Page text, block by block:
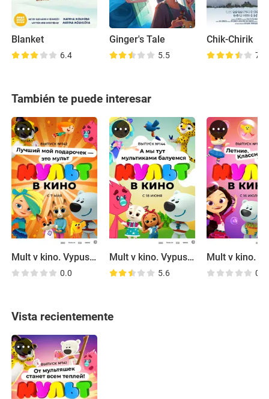
Blanket
6.4
Ginger's Tale
5.5
Chik-Chirik
7.0
También te puede interesar
Mult v kino. Vypusk # 142
0.0
Mult v kino. Vypusk # 144
5.6 0.0
Vista recientemente